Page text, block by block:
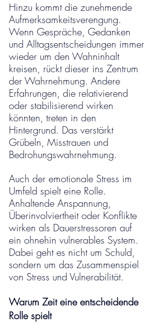
Hinzu kommt die zunehmende
Aufmerksamkeitsverengung.
Wenn Gespräche, Gedanken
und Alltagsentscheidungen immer
wieder um den Wahninhalt
kreisen, rückt dieser ins Zentrum
der Wahrnehmung. Andere
Erfahrungen, die relativierend
oder stabilisierend wirken
könnten, treten in den
Hintergrund. Das verstärkt
Grübeln, Misstrauen und
Bedrohungswahrnehmung.
Auch der emotionale Stress im
Umfeld spielt eine Rolle.
Anhaltende Anspannung,
Überinvolviertheit oder Konflikte
wirken als Dauerstressoren auf
ein ohnehin vulnerables System.
Dabei geht es nicht um Schuld,
sondern um das Zusammenspiel
von Stress und Vulnerabilität.
Warum Zeit eine entscheidende
Rolle spielt